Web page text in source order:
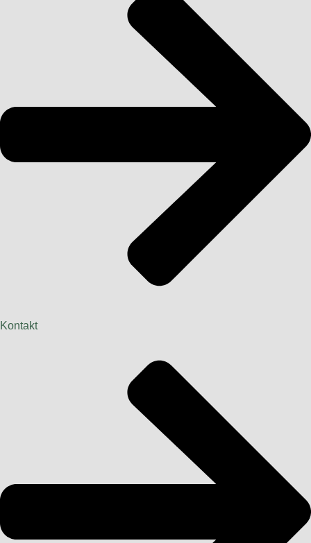
Kontakt